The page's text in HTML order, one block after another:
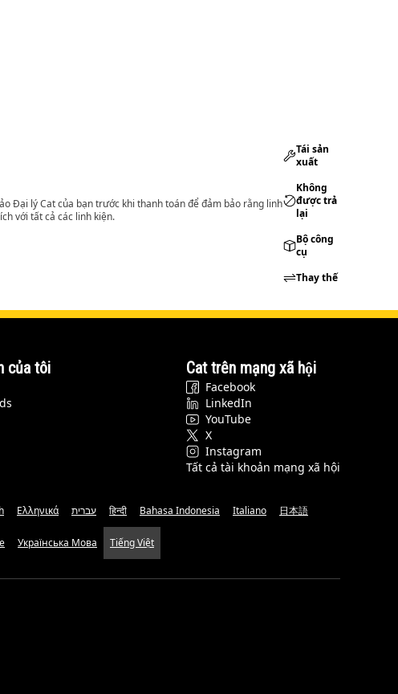
Đại lý Cat của bạn trước khi thanh toán để đảm bảo rằng linh
với tất cả các linh kiện.
Tái sản
xuất
Không
được trả
lại
Bộ công
cụ
Thay thế
của tôi Cat trên mạng xã hội
Facebook
LinkedIn
YouTube
X
Instagram
Tất cả tài khoản mạng xã hội
Ελληνικά עברית हिन्दी Bahasa Indonesia Italiano 日本語
Українська Мова Tiếng Việt